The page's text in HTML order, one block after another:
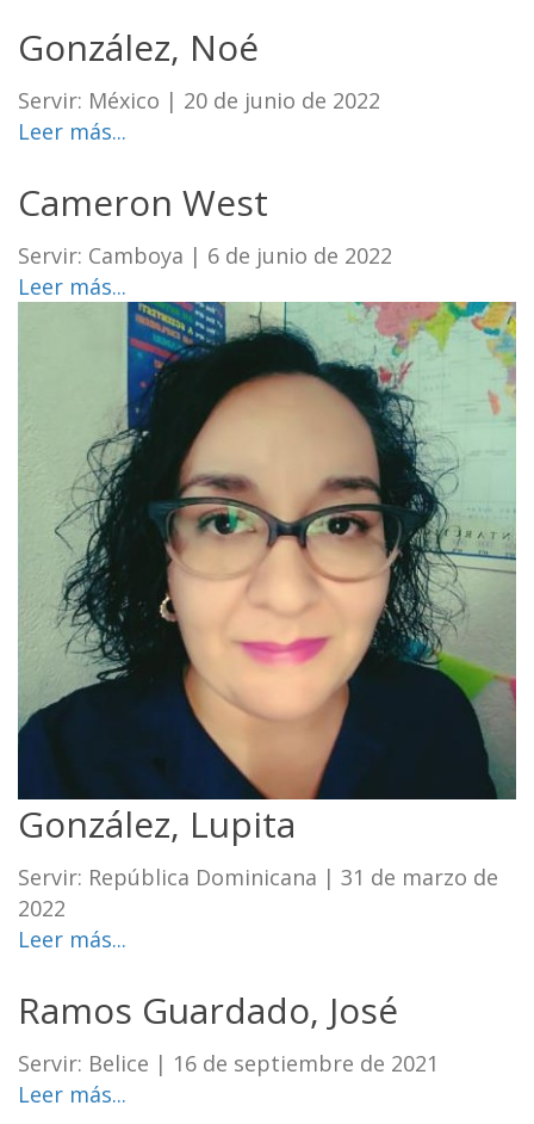
González, Noé
Servir: México | 20 de junio de 2022
Leer más...
Cameron West
Servir: Camboya | 6 de junio de 2022
Leer más...
González, Lupita
Servir: República Dominicana | 31 de marzo de
2022
Leer más...
Ramos Guardado, José
Servir: Belice | 16 de septiembre de 2021
Leer más...